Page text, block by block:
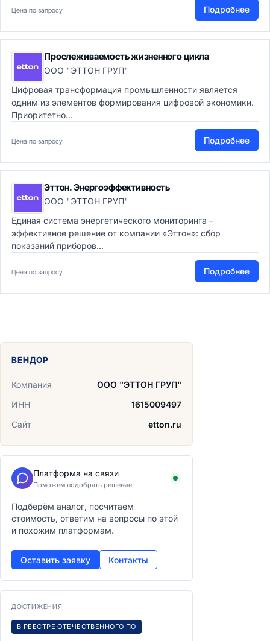
Цена по запросу Подробнее
Прослеживаемость жизненного цикла
ООО "ЭТТОН ГРУП"
Цифровая трансформация промышленности является
одним из элементов формирования цифровой экономики.
Приоритетно...
Цена по запросу Подробнее
Эттон. Энергоэффективность
ООО "ЭТТОН ГРУП"
Единая система энергетического мониторинга –
эффективное решение от компании «Эттон»: сбор
показаний приборов...
Цена по запросу Подробнее
ВЕНДОР
Компания
ООО "ЭТТОН ГРУП"
ИНН
1615009497
Сайт
etton.ru
Платформа на связи
Поможем подобрать решение
Подберём аналог, посчитаем
стоимость, ответим на вопросы по этой
и похожим платформам.
Оставить заявку Контакты
ДОСТИЖЕНИЯ
В РЕЕСТРЕ ОТЕЧЕСТВЕННОГО ПО